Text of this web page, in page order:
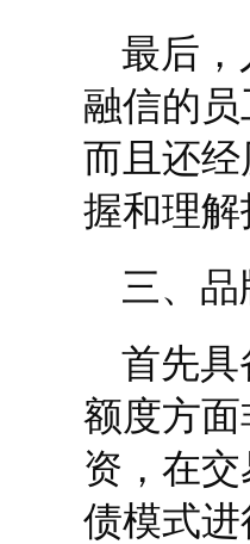
最后，
融信的
而且还
握和理解
三、
首先具
额度方
资，在
债模式